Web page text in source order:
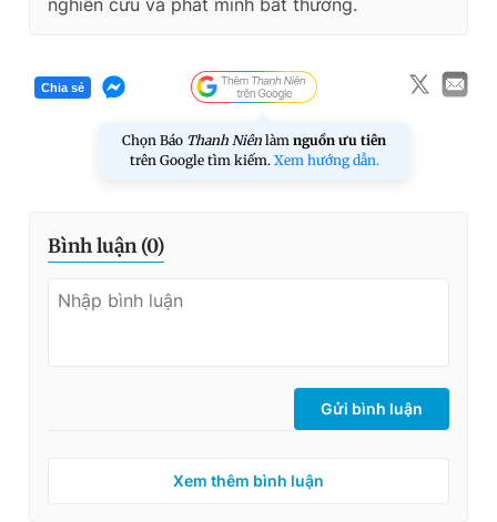
nghiên cứu và phát minh bất thường.
Chia sẻ
Chọn Báo Thanh Niên làm nguồn ưu tiên
trên Google tìm kiếm. Xem hướng dẫn.
Bình luận (0)
Gửi bình luận
Xem thêm bình luận